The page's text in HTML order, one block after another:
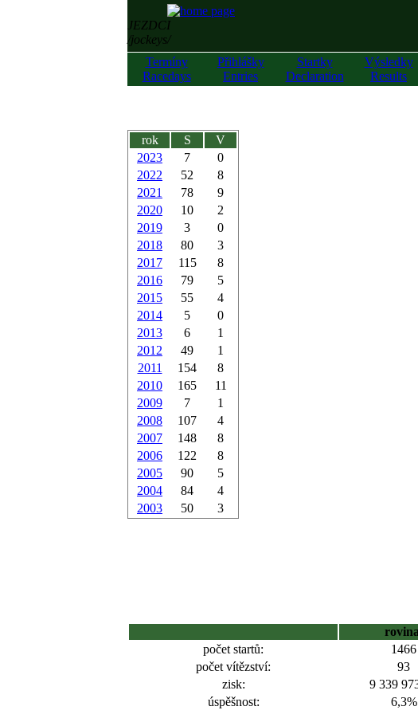
JEZDCI
/jockeys/
Termíny
Racedays
Přihlášky
Entries
Startky
Declaration
Výsledky
Results
rok S
V
2023
7
0
2022
52
8
2021
78
9
2020
10
2
2019
3
0
2018
80
3
2017
115
8
2016
79
5
2015
55
4
2014
5
0
2013
6
1
2012
49
1
2011
154
8
2010
165
11
2009
7
1
2008
107
4
2007
148
8
2006
122
8
2005
90
5
2004
84
4
2003
50 3
počet startů:
1466
počet vítězství:
93
zisk:
9 339
úspěšnost:
6,3%